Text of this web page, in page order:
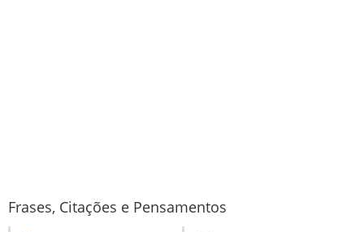
Frases, Citações e Pensamentos